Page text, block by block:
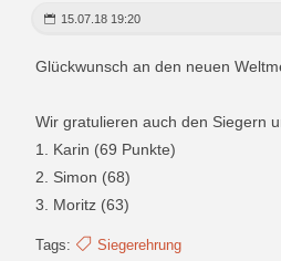
15.07.18 19:20
Glückwunsch an den neuen
Wir gratulieren auch den Siegern
1. Karin (69 Punkte)
2. Simon (68)
3. Moritz (63)
Tags: Siegerehrung